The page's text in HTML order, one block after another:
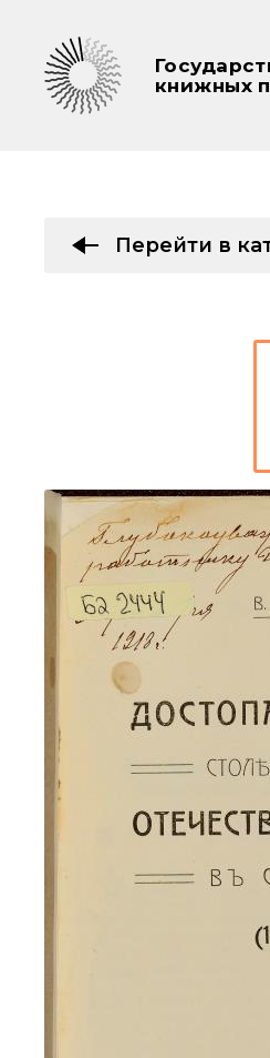
книжных
Перейти в